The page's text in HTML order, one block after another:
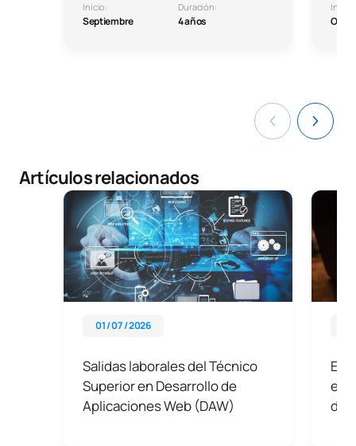
Inicio:
Septiembre
Duración:
4 años
Inicio:
Artículos relacionados
01 / 07 / 2026
Salidas laborales del Técnico
Superior en Desarrollo de
Aplicaciones Web (DAW)
es,